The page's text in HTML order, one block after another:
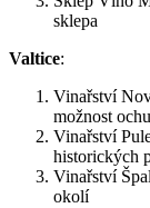
sklepa
Valtice:
Vinařství
možnost
Vinařství
historických
Vinařství
okolí